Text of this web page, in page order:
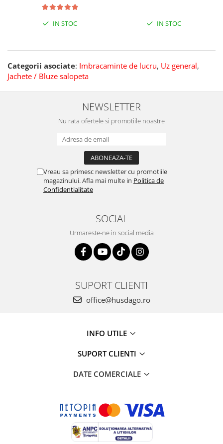
IN STOC IN STOC
Categorii asociate: Imbracaminte de lucru, Uz general,
Jachete / Bluze salopeta
NEWSLETTER
Nu rata ofertele si promotiile noastre
Vreau sa primesc newsletter cu promotiile
magazinului. Afla mai multe in Politica de
Confidentialitate
SOCIAL
Urmareste-ne in social media
SUPORT CLIENTI
office@husdago.ro
INFO UTILE
SUPORT CLIENTI
DATE COMERCIALE